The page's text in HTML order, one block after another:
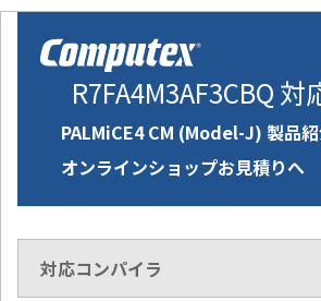
R7FA4M3AF3CBQ 対
PALMiCE4 CM (Model-J) 製品
オンラインショップお見積りへ
対応コンパイラ